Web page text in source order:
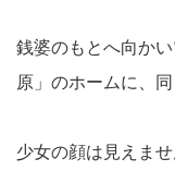
銭婆のもとへ向か
原」のホームに、
少女の顔は見えま